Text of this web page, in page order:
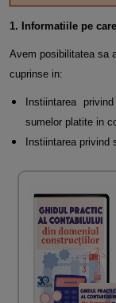
1. Informatiile pe
Avem posibilitatea sa
cuprinse in:
Instiintarea
sumelor platite in
Instiintarea privind